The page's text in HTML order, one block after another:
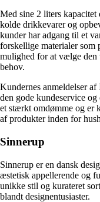
Med sine 2 liters kapacitet
kolde drikkevarer og
kunder har adgang til et
forskellige materialer
mulighed for at vælge den
behov.
Kundernes anmeldelser
den gode kundeservice
et stærkt omdømme og er
af produkter inden for
Sinnerup
Sinnerup er en dansk
æstetisk appellerende og
unikke stil og kurateret
blandt designentusiaster.